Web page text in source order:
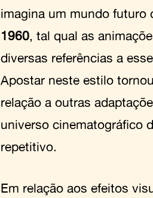
imagina um mundo futuro
1960, tal qual as
diversas referências a
Apostar neste estilo
relação a outras
universo cinematográfico
repetitivo.
Em relação aos efeitos